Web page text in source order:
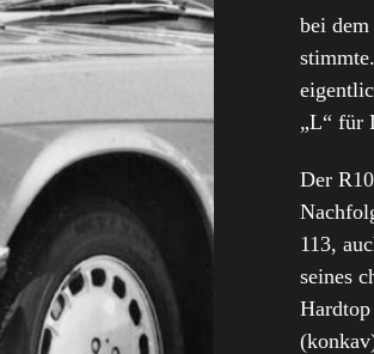
bei
„L“ für
Der
113,
seines